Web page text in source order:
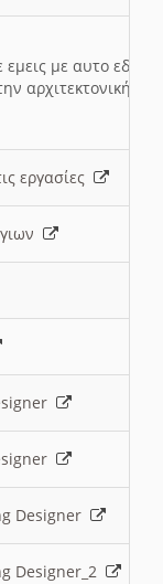
με αυτο εδω
αρχιτεκτονική
εργασίες
Designer
Designer_2